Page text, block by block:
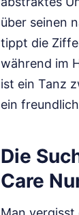
über seinen
tippt die
während im
ist ein Tanz
ein
Die
Care